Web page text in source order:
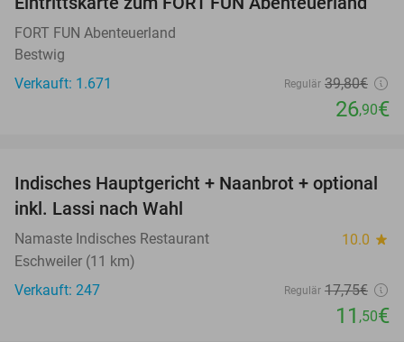
32%
FORT FUN Abenteuerland
Bestwig
Verkauft: 1.671
Regulär 39,80€
26,90€
35%
Indisches Hauptgericht + Naanbrot + optional
inkl. Lassi nach Wahl
Namaste Indisches Restaurant 10.0 star
Eschweiler (11 km)
Verkauft: 247
Regulär 17,75€
11 ,50€